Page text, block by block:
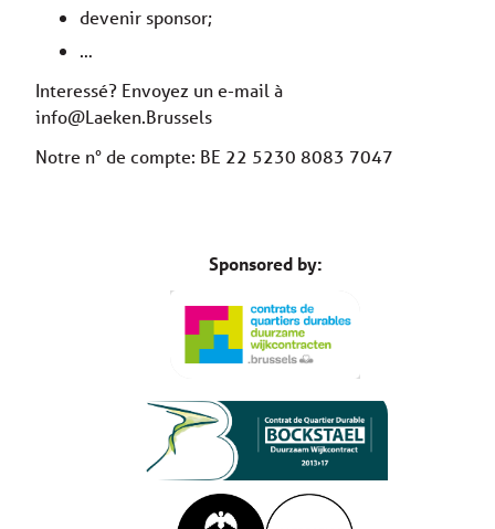
devenir sponsor;
…
Interessé? Envoyez un e-mail à
info@Laeken.Brussels
Notre n° de compte: BE 22 5230 8083 7047
Sponsored by: